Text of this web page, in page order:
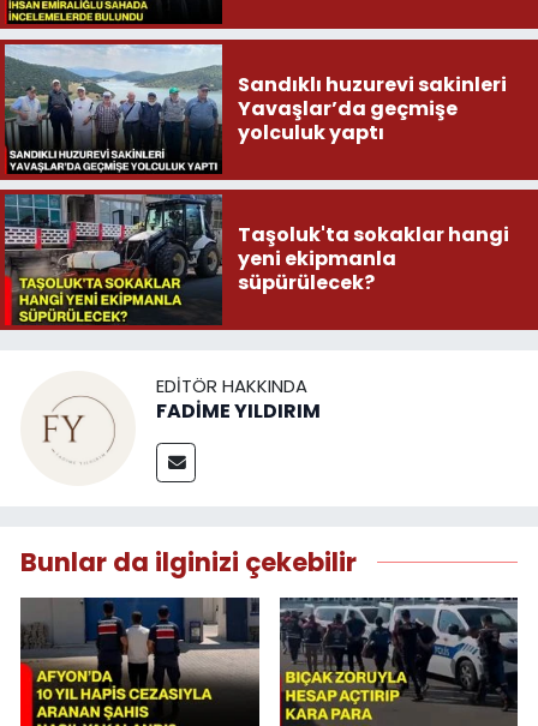
Sandıklı huzurevi sakinleri
Yavaşlar’da geçmişe
yolculuk yaptı
Taşoluk'ta sokaklar hangi
yeni ekipmanla
süpürülecek?
EDITÖR HAKKINDA
FADİME YILDIRIM
Bunlar da ilginizi çekebilir